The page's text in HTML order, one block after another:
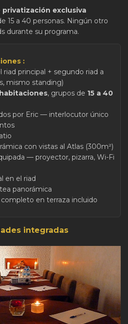
privatización exclusiva
15 a 40 personas. Ningún otro
durante su programa.
:
principal + segundo riad a
mismo standing)
, grupos de 15 a 40
por Eric — interlocutor único
con vistas al Atlas (300m²)
— proyector, pizarra, Wi-Fi
en el riad
panorámica
en terraza incluido
integradas